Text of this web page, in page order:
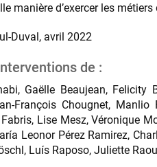
manière d’exercer les
Duval, avril 2022
de :
Gaëlle Beaujean, Felicity
François Chougnet,
Lise Mesz, Véronique
Leonor Pérez Ramirez,
Luís Raposo, Juliette